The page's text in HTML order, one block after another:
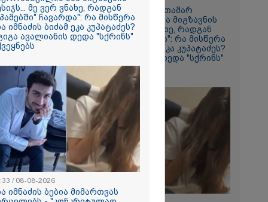
რუსეთმა
შენთან
ფაზაში
18
ემოციურ
ვარ..
- გაიცანით
"24 იანვრის ღამეს თამარ
ნავროზაშვილის ძმა მიგზავნის
მესიჯს... მე ვერ ვნახე, რადგან
"სპამებში" ჩავარდა": რა მისწერა
ნია იმნაძის ბიძამ ეკა კუპატაძეს?
- გიგა ავალიანის დედა "სქრინს"
აქვეყნებს
მე ვერ ვნახე, რადგან
ჩავარდა": რა მისწერა
იმნაძის ბიძამ ეკა კუპატაძეს?
ავალიანის დედა "სქრინს"
/ 08-08-2026
იმნაძის ბებია მიმართვას